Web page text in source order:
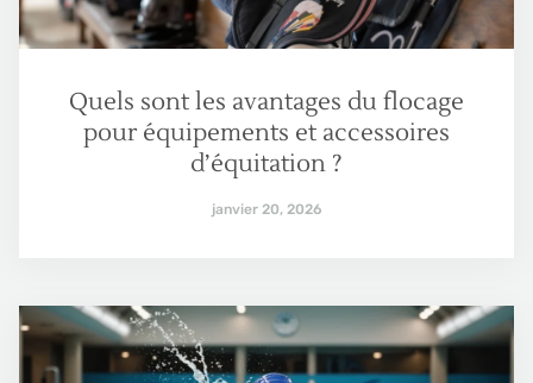
Quels sont les avantages du flocage
pour équipements et accessoires
d’équitation ?
janvier 20, 2026